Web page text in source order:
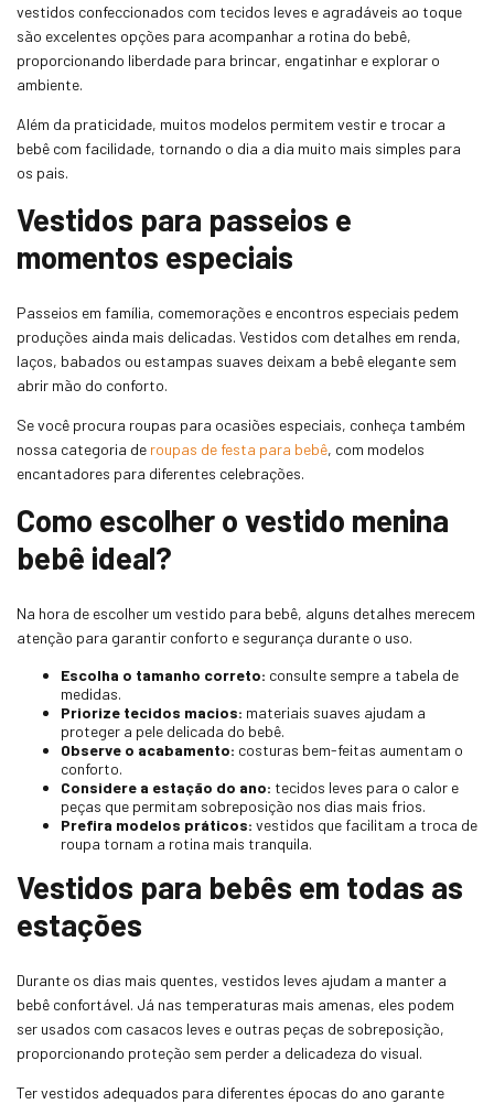
vestidos confeccionados com tecidos leves e agradáveis ao toque
são excelentes opções para acompanhar a rotina do bebê,
proporcionando liberdade para brincar, engatinhar e explorar o
ambiente.
Além da praticidade, muitos modelos permitem vestir e trocar a
bebê com facilidade, tornando o dia a dia muito mais simples para
os pais.
Vestidos para passeios e
momentos especiais
Passeios em família, comemorações e encontros especiais pedem
produções ainda mais delicadas. Vestidos com detalhes em renda,
laços, babados ou estampas suaves deixam a bebê elegante sem
abrir mão do conforto.
Se você procura roupas para ocasiões especiais, conheça também
nossa categoria de roupas de festa para bebê, com modelos
encantadores para diferentes celebrações.
Como escolher o vestido menina
bebê ideal?
Na hora de escolher um vestido para bebê, alguns detalhes merecem
atenção para garantir conforto e segurança durante o uso.
Escolha o tamanho correto: consulte sempre a tabela de
medidas.
Priorize tecidos macios: materiais suaves ajudam a
proteger a pele delicada do bebê.
Observe o acabamento: costuras bem-feitas aumentam o
conforto.
Considere a estação do ano: tecidos leves para o calor e
peças que permitam sobreposição nos dias mais frios.
Prefira modelos práticos: vestidos que facilitam a troca de
roupa tornam a rotina mais tranquila.
Vestidos para bebês em todas as
estações
Durante os dias mais quentes, vestidos leves ajudam a manter a
bebê confortável. Já nas temperaturas mais amenas, eles podem
ser usados com casacos leves e outras peças de sobreposição,
proporcionando proteção sem perder a delicadeza do visual.
Ter vestidos adequados para diferentes épocas do ano garante